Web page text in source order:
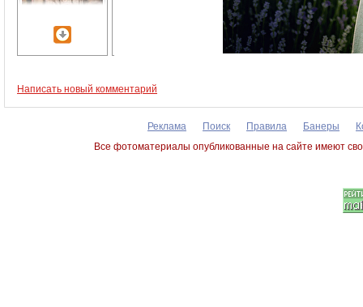
Написать новый комментарий
Реклама Поиск Правила Банеры
Все фотоматериалы опубликованные на сайте имеют